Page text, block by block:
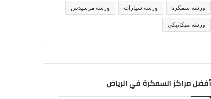
ورشة سمكرة ورشة سيارات ورشة مرسيدس
ورشة ميكانيكي
أفضل مراكز السمكرة في الرياض